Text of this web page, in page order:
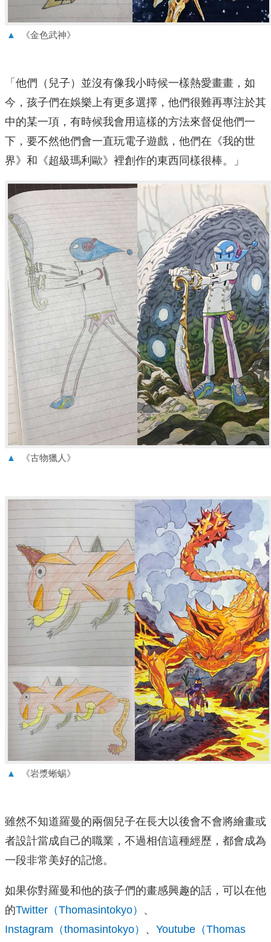
▲ 《金色武神》
「他們（兒子）並沒有像我小時候一樣熱愛畫畫，如
今，孩子們在娛樂上有更多選擇，他們很難再專注於其
中的某一項，有時候我會用這樣的方法來督促他們一
下，要不然他們會一直玩電子遊戲，他們在《我的世
界》和《超級瑪利歐》裡創作的東西同樣很棒。」
▲ 《古物獵人》
▲ 《岩漿蜥蜴》
雖然不知道羅曼的兩個兒子在長大以後會不會將繪畫或
者設計當成自己的職業，不過相信這種經歷，都會成為
一段非常美好的記憶。
如果你對羅曼和他的孩子們的畫感興趣的話，可以在他
的Twitter（Thomasintokyo） 、
Instagram（thomasintokyo） 、 Youtube（Thomas